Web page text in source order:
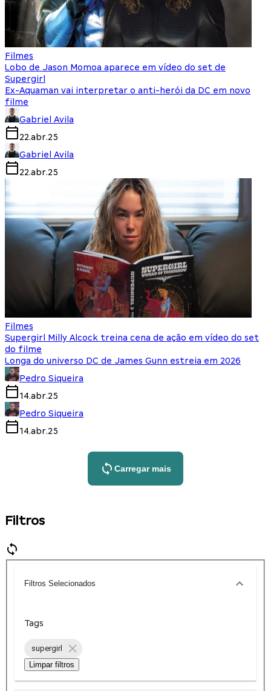
Filmes
Lobo de Jason Momoa aparece em vídeo do set de
Supergirl
Ex-Aquaman vai interpretar o anti-herói da DC em novo
filme
Gabriel Avila
22.abr.25
Gabriel Avila
22.abr.25
Filmes
Supergirl Milly Alcock treina cena de ação em vídeo do set
do filme
Longa do universo DC de James Gunn estreia em 2026
Pedro Siqueira
14.abr.25
Pedro Siqueira
14.abr.25
Carregar mais
Filtros
Filtros Selecionados
Tags
supergirl
Limpar filtros